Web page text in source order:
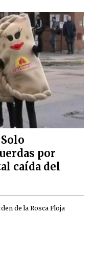
por
caída del
de la Rosca Floja